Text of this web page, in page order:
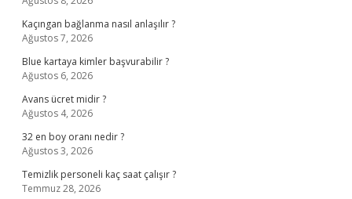
Kaçıngan bağlanma nasıl anlaşılır ?
Ağustos 7, 2026
Blue kartaya kimler başvurabilir ?
Ağustos 6, 2026
Avans ücret midir ?
Ağustos 4, 2026
32 en boy oranı nedir ?
Ağustos 3, 2026
Temizlik personeli kaç saat çalışır ?
Temmuz 28, 2026